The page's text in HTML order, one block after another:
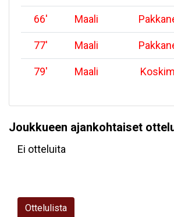
66' Maali
77' Maali
79' Maali
Joukkueen ajankohtaiset
Ei otteluita
Ottelulista